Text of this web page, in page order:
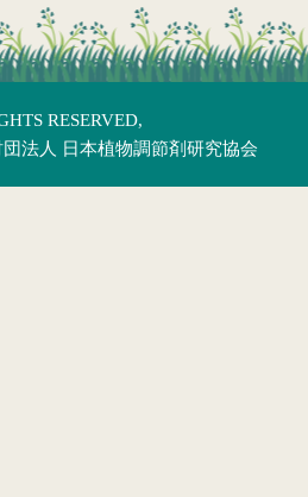
RESERVED,
法人 日本植物調節剤研究協会